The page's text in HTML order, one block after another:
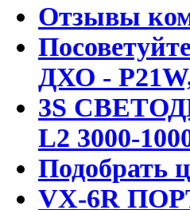
Отзывы
ДХО -
3S
L2 3000-
Подобрать
VX-6R